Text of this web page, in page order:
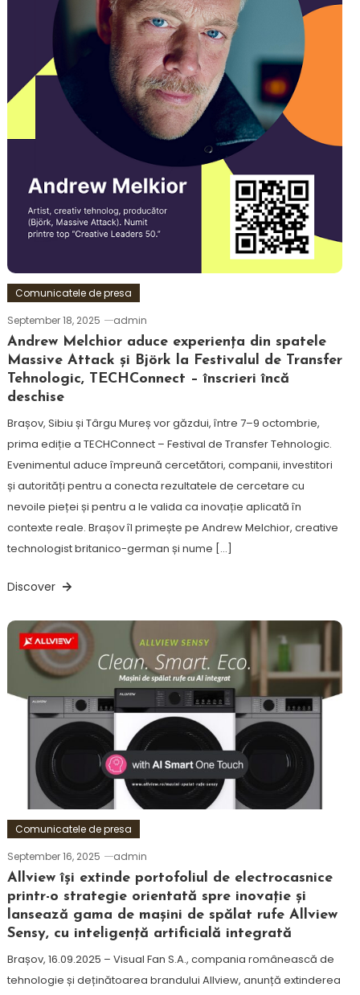
Comunicatele de presa
September 18, 2025
admin
Andrew Melchior aduce experiența din spatele
Massive Attack și Björk la Festivalul de Transfer
Tehnologic, TECHConnect – înscrieri încă
deschise
Brașov, Sibiu și Târgu Mureș vor găzdui, între 7–9 octombrie,
prima ediție a TECHConnect – Festival de Transfer Tehnologic.
Evenimentul aduce împreună cercetători, companii, investitori
și autorități pentru a conecta rezultatele de cercetare cu
nevoile pieței și pentru a le valida ca inovație aplicată în
contexte reale. Brașov îl primește pe Andrew Melchior, creative
technologist britanico-german și nume […]
Discover
Comunicatele de presa
September 16, 2025
admin
Allview își extinde portofoliul de electrocasnice
printr-o strategie orientată spre inovație și
lansează gama de mașini de spălat rufe Allview
Sensy, cu inteligență artificială integrată
Brașov, 16.09.2025 – Visual Fan S.A., compania românească de
tehnologie și deținătoarea brandului Allview, anunță extinderea